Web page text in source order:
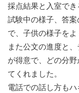
採点結果と入室でき
試験中の様子、答
で、子供の様子をよ
また公文の進度と
が得意で、どの分
てくれました。
電話での話し方も